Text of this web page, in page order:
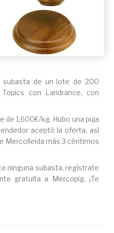
subasta de un lote de 200
con Landrance, con
de 1,600€/kg. Hubo una puja
aceptó la oferta, así
Mercolleida más 3 céntimos
ninguna subasta, regístrate
gratuita a Mercopig. ¡Te